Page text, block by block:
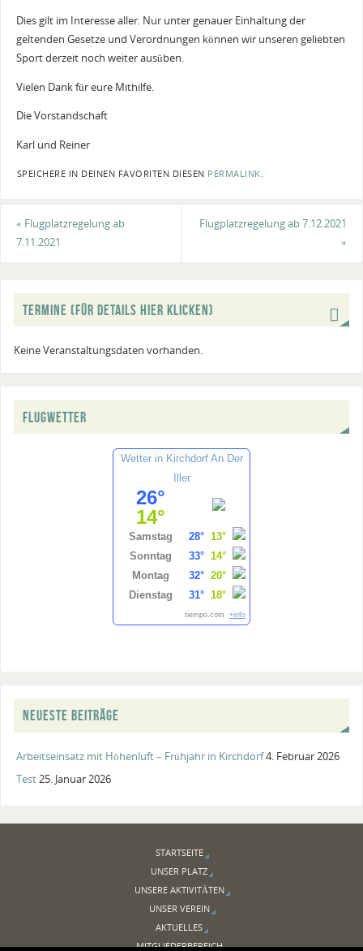
Dies gilt im Interesse aller. Nur unter genauer Einhaltung der
geltenden Gesetze und Verordnungen können wir unseren geliebten
Sport derzeit noch weiter ausüben.
Vielen Dank für eure Mithilfe.
Die Vorstandschaft
Karl und Reiner
SPEICHERE IN DEINEN FAVORITEN DIESEN PERMALINK
« Flugplatzregelung ab
7.11.2021
Flugplatzregelung ab 7.12.2021
»
TERMINE (FÜR DETAILS HIER KLICKEN)
Keine Veranstaltungsdaten vorhanden.
FLUGWETTER
Wetter in Kirchdorf An Der
Iller
26°
14°
Samstag 28° 13°
Sonntag
33° 14°
Montag
32° 20°
Dienstag
31° 18°
tiempo.com +info
NEUESTE BEITRÄGE
Arbeitseinsatz mit Höhenluft – Frühjahr in Kirchdorf4. Februar 2026
Test25. Januar 2026
STARTSEITE
UNSER PLATZ
UNSERE AKTIVITÄTEN
UNSER VEREIN
AKTUELLES
MITGLIEDERBEREICH